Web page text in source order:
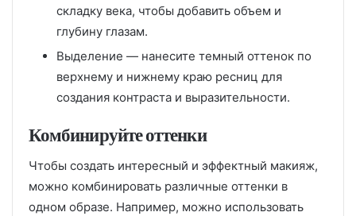
складку века, чтобы добавить объем и
глубину глазам.
Выделение — нанесите темный оттенок по
верхнему и нижнему краю ресниц для
создания контраста и выразительности.
Комбинируйте оттенки
Чтобы создать интересный и эффектный макияж,
можно комбинировать различные оттенки в
одном образе. Например, можно использовать